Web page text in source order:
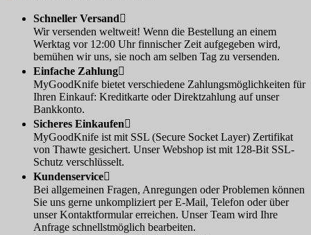
Schneller Versand
Wir versenden weltweit! Wenn die Bestellung an einem
Werktag vor 12:00 Uhr finnischer Zeit aufgegeben wird,
bemühen wir uns, sie noch am selben Tag zu versenden.
Einfache Zahlung
MyGoodKnife bietet verschiedene Zahlungsmöglichkeiten für
Ihren Einkauf: Kreditkarte oder Direktzahlung auf unser
Bankkonto.
Sicheres Einkaufen
MyGoodKnife ist mit SSL (Secure Socket Layer) Zertifikat
von Thawte gesichert. Unser Webshop ist mit 128-Bit SSL-
Schutz verschlüsselt.
Kundenservice
Bei allgemeinen Fragen, Anregungen oder Problemen können
Sie uns gerne unkompliziert per E-Mail, Telefon oder über
unser Kontaktformular erreichen. Unser Team wird Ihre
Anfrage schnellstmöglich bearbeiten.